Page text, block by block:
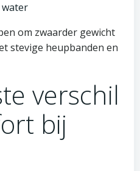
om zwaarder gewicht
stevige heupbanden en
verschil
bij